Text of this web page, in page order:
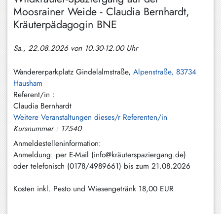
Moosrainer Weide - Claudia Bernhardt,
Kräuterpädagogin BNE
Sa., 22.08.2026 von 10.30-12.00 Uhr
Wandererparkplatz Gindelalmstraße,Alpenstraße, 83734
Hausham
Referent/in :
Claudia Bernhardt
Weitere Veranstaltungen dieses/r Referenten/in
Kursnummer : 17540
Anmeldestelleninformation:
Anmeldung: per E-Mail (info@kräuterspaziergang.de)
oder telefonisch (0178/4989661) bis zum 21.08.2026
Kosten inkl. Pesto und Wiesengetränk 18,00 EUR
Otterfing
Rottach-
/
Waakirchen
Schliersee
Tegernsee
Warngau
/
Wall